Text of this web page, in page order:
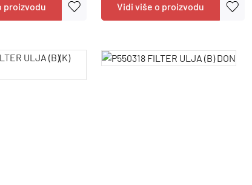
proizvodu Vidi više o proizvodu